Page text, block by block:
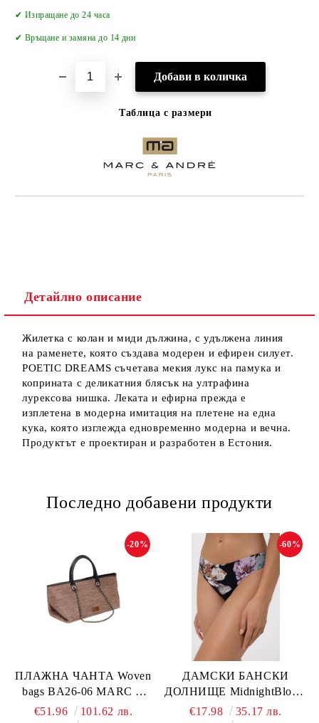
✔ Изпращане до 24 часа
✔ Връщане и замяна до 14 дни
Таблица с размери
Детайлно описание
Жилетка с колан и миди дължина, с удължена линия
на раменете, която създава модерен и ефирен силует.
POETIC DREAMS съчетава мекия лукс на памука и
коприната с деликатния блясък на ултрафина
лурексова нишка. Леката и ефирна прежда е
изплетена в модерна имитация на плетене на една
кука, която изглежда едновременно модерна и вечна.
Продуктът е проектиран и разработен в Естония.
Последно добавени продукти
ПЛАЖНА ЧАНТА Woven
bags BA26-06 MARC &
ANDRE
-20%
€51.96 101.62 лв.
ДАМСКИ БАНСКИ
ДОЛНИЩЕ MidnightBloom
L2505-Z-MCR MARC &
-60%
€17.98 35.17 лв.